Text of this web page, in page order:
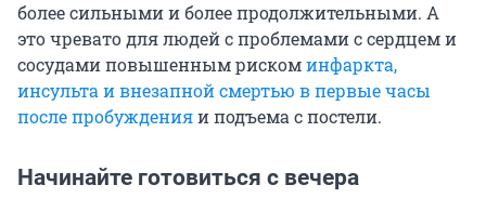
более сильными и более продолжительными. А
это чревато для людей с проблемами с сердцем и
сосудами повышенным рискоминфаркта,
инсульта и внезапной смертью в первые часы
после пробужденияи подъема с постели.
Начинайте готовиться с вечера